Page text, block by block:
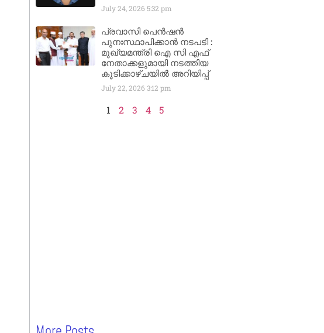
July 24, 2026 5:32 pm
പ്രവാസി പെൻഷൻ
പുനഃസ്ഥാപിക്കാൻ നടപടി :
മുഖ്യമന്ത്രി ഐ സി എഫ്
നേതാക്കളുമായി നടത്തിയ
കൂടിക്കാഴ്ചയിൽ അറിയിപ്പ്
July 22, 2026 3:12 pm
1 2 3 4 5